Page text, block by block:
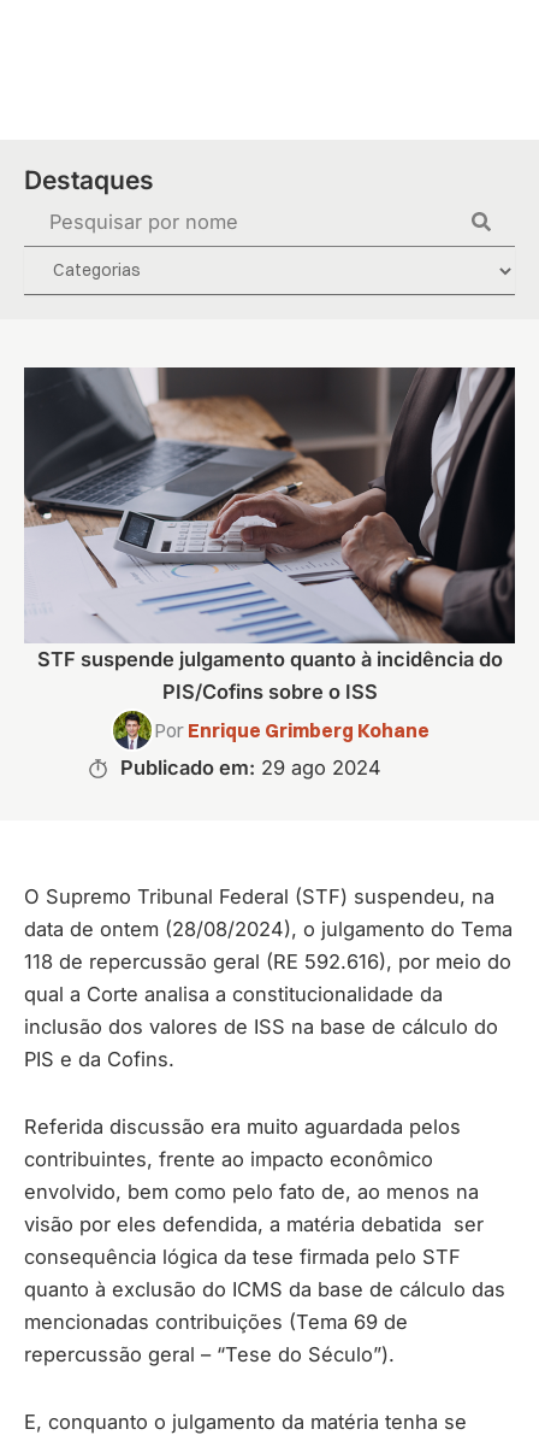
Destaques
STF suspende julgamento quanto à incidência do
PIS/Cofins sobre o ISS
Por Enrique Grimberg Kohane
Publicado em: 29 ago 2024
O Supremo Tribunal Federal (STF) suspendeu, na
data de ontem (28/08/2024), o julgamento do Tema
118 de repercussão geral (RE 592.616), por meio do
qual a Corte analisa a constitucionalidade da
inclusão dos valores de ISS na base de cálculo do
PIS e da Cofins.
Referida discussão era muito aguardada pelos
contribuintes, frente ao impacto econômico
envolvido, bem como pelo fato de, ao menos na
visão por eles defendida, a matéria debatida ser
consequência lógica da tese firmada pelo STF
quanto à exclusão do ICMS da base de cálculo das
mencionadas contribuições (Tema 69 de
repercussão geral – “Tese do Século”).
E, conquanto o julgamento da matéria tenha se